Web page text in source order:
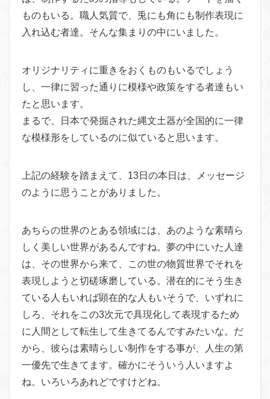
ものもいる。職人気質で、兎にも角にも制作表現に
入れ込む者達。そんな集まりの中にいました。
オリジナリティに重きをおくものもいるでしょう
し、一律に習った通りに模様や政策をする者達もい
たと思います。
まるで、日本で発掘された縄文土器が全国的に一律
な模様形をしているのに似ていると思います。
上記の経験を踏まえて、13日の本日は、メッセージ
のように思うことがありました。
あちらの世界のとある領域には、あのような素晴ら
しく美しい世界があるんですね。夢の中にいた人達
は、その世界から来て、この世の物質世界でそれを
表現しようと切磋琢磨している。潜在的にそう生き
ている人もいれば顕在的な人もいそうで、いずれに
しろ、それをこの3次元で具現化して表現するため
に人間として転生して生きてるんですみたいな。だ
から、彼らは素晴らしい制作をする事が、人生の第
一優先で生きてます。確かにそういう人いますよ
ね。いろいろあれどですけどね。